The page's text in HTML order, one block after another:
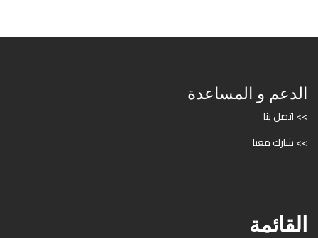
الدعم و المساعدة
>> اتصل بنا
>> شارك معنا
القائمة